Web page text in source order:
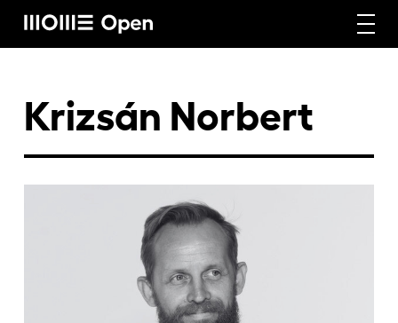
Vállalati képzéseink
Craft képzéseink
Krizsán Norbert